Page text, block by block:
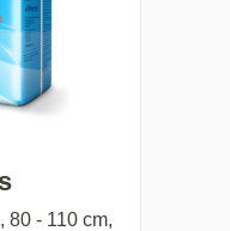
80 - 110 cm,